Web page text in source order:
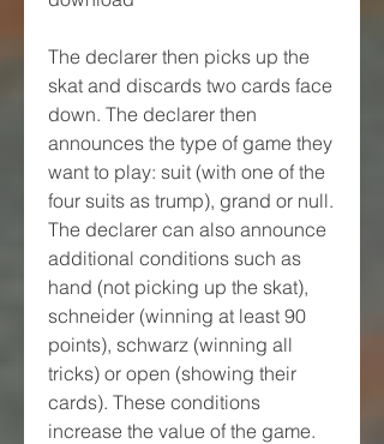
The declarer then picks up the
skat and discards two cards face
down. The declarer then
announces the type of game they
want to play: suit (with one of the
four suits as trump), grand or null.
The declarer can also announce
additional conditions such as
hand (not picking up the skat),
schneider (winning at least 90
points), schwarz (winning all
tricks) or open (showing their
cards). These conditions
increase the value of the game.